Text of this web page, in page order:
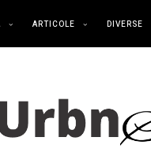
ARTICOLE DIVERSE